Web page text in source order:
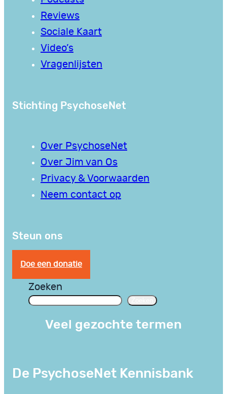
Reviews
Sociale Kaart
Video’s
Vragenlijsten
Stichting PsychoseNet
Over PsychoseNet
Over Jim van Os
Privacy & Voorwaarden
Neem contact op
Steun ons
Doe een donatie
Zoeken
Veel gezochte termen
De PsychoseNet Kennisbank